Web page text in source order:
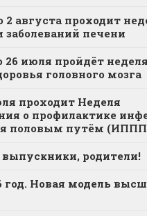
2 августа проходит
заболеваний печени
26 июля пройдёт неделя
головного мозга
проходит Неделя
о профилактике
половым путём
родители!
Новая модель